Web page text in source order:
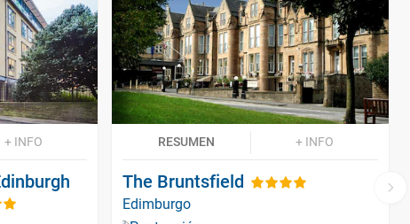
+ INFO RESUMEN + INFO
The Bruntsfield
Edimburgo